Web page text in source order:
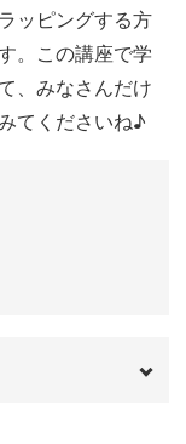
04:09
05:56
10:27
ッピングする方
。この講座で学
、みなさんだけ
てくださいね♪